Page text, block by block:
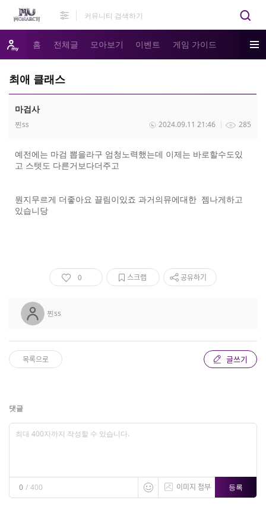
홈 전체글 모아보기 이벤트 게임 가이드
최애 클래스
마검사
찐ss 285
2024.09.11 21:46
예전에는 마검 뽑을라구 엄청노력했는데 이제는 바로할수도있
고 스텟도 다른거보다더주고
뭔지무르게 더좋아요 끌림이있죠 과거의뮤에대한 젬나게하고
있습니당
0 스크랩 공유하기
찐ss
목록으로 글쓰기
댓글
0 / 400 이미지 첨부 등록